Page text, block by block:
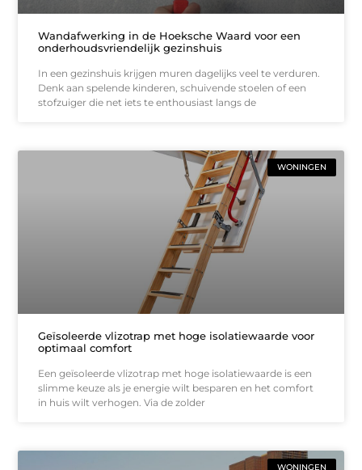
Wandafwerking in de Hoeksche Waard voor een
onderhoudsvriendelijk gezinshuis
In een gezinshuis krijgen muren dagelijks veel te verduren.
Denk aan spelende kinderen, schuivende stoelen of een
stofzuiger die net iets te enthousiast langs de
WONINGEN
Geïsoleerde vlizotrap met hoge isolatiewaarde voor
optimaal comfort
Een geïsoleerde vlizotrap met hoge isolatiewaarde is een
slimme keuze als je energie wilt besparen en het comfort
in huis wilt verhogen. Via de zolder
WONINGEN